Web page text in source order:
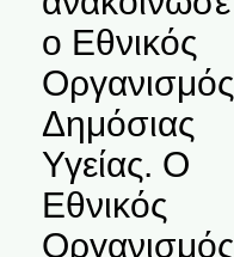
ο Εθνικός
Οργανισμός
Δημόσιας
Υγείας. Ο
Εθνικός
Οργανισμός